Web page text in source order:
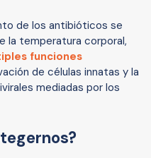
de los antibióticos se
la temperatura corporal,
funciones
de células innatas y la
mediadas por los